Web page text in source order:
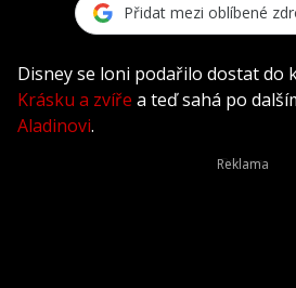
Přidat mezi oblíbené
Disney se loni podařilo dostat do
Krásku a zvíře a teď sahá po
Aladinovi.